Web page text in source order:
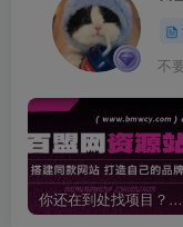
不
你还在到处找项目？还在当韭菜？我靠卖项目一个月收入5万+，曾经我也是个失败者。